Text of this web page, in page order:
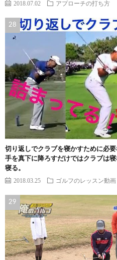
2018.07.02 アプローチの打ち方
切り返しでクラブを寝かすために必
手を真下に降ろすだけではクラブは
寝る。
2018.03.25 ゴルフのレッスン動画